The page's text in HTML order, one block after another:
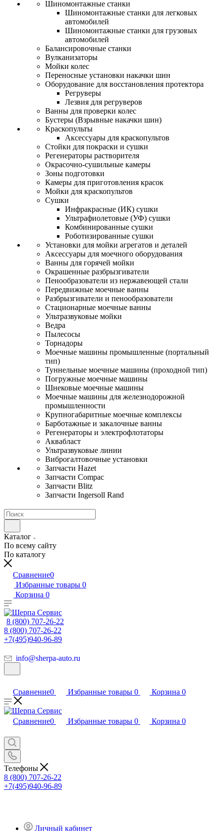
Шиномонтажные станки
Шиномонтажные станки для легковых
автомобилей
Шиномонтажные станки для грузовых
автомобилей
Балансировочные станки
Вулканизаторы
Мойки колес
Переносные установки накачки шин
Оборудование для восстановления протектора
Регруверы
Лезвия для регруверов
Ванны для проверки колес
Бустеры (Взрывные накачки шин)
Краскопульты
Аксессуары для краскопультов
Стойки для покраски и сушки
Регенераторы растворителя
Окрасочно-сушильные камеры
Зоны подготовки
Камеры для приготовления красок
Мойки для краскопультов
Сушки
Инфракрасные (ИК) сушки
Ультрафиолетовые (УФ) сушки
Комбинированные сушки
Роботизированные сушки
Установки для мойки агрегатов и деталей
Аксессуары для моечного оборудования
Ванны для горячей мойки
Окрашенные разбрызгиватели
Пенообразователи из нержавеющей стали
Передвижные моечные ванны
Разбрызгиватели и пенообразователи
Стационарные моечные ванны
Ультразвуковые мойки
Ведра
Пылесосы
Торнадоры
Моечные машины промышленные (портальный
тип)
Туннельные моечные машины (проходной тип)
Погружные моечные машины
Шнековые моечные машины
Моечные машины для железнодорожной
промышленности
Крупногабаритные моечные комплексы
Барботажные и закалочные ванны
Регенераторы и электрофлотаторы
Аквабласт
Ультразвуковые линии
Виброгалтовочные установки
Запчасти Hazet
Запчасти Compac
Запчасти Blitz
Запчасти Ingersoll Rand
Каталог
По всему сайту
По каталогу
Сравнение0
Избранные товары 0
Корзина 0
8 (800) 707-26-22
8 (800) 707-26-22
+7(495)940-96-89
info@sherpa-auto.ru
Сравнение0 Избранные товары 0 Корзина 0
Сравнение0 Избранные товары 0 Корзина 0
Телефоны
8 (800) 707-26-22
+7(495)940-96-89
Личный кабинет